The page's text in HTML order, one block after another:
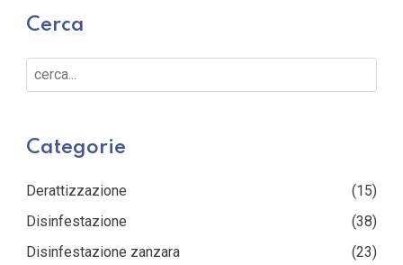
Cerca
Cerca...
Categorie
Derattizzazione
(15)
Disinfestazione
(38)
Disinfestazione zanzara
(23)